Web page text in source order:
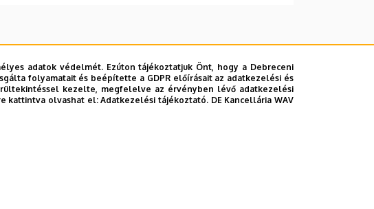
adatok védelmét. Ezúton tájékoztatjuk Önt, hogy a Debreceni
folyamatait és beépítette a GDPR előírásait az adatkezelési és
kezelte, megfelelve az érvényben lévő adatkezelési
kattintva olvashat el:Adatkezelési tájékoztató. DE Kancellária WAV